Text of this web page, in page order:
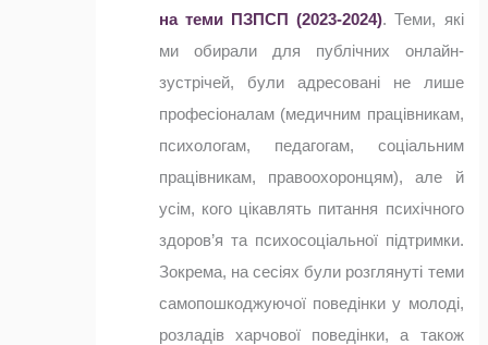
на теми ПЗПСП (2023-2024). Теми, які
ми обирали для публічних онлайн-
зустрічей, були адресовані не лише
професіоналам (медичним працівникам,
психологам, педагогам, соціальним
працівникам, правоохоронцям), але й
усім, кого цікавлять питання психічного
здоров’я та психосоціальної підтримки.
Зокрема, на сесіях були розглянуті теми
самопошкоджуючої поведінки у молоді,
розладів харчової поведінки, а також